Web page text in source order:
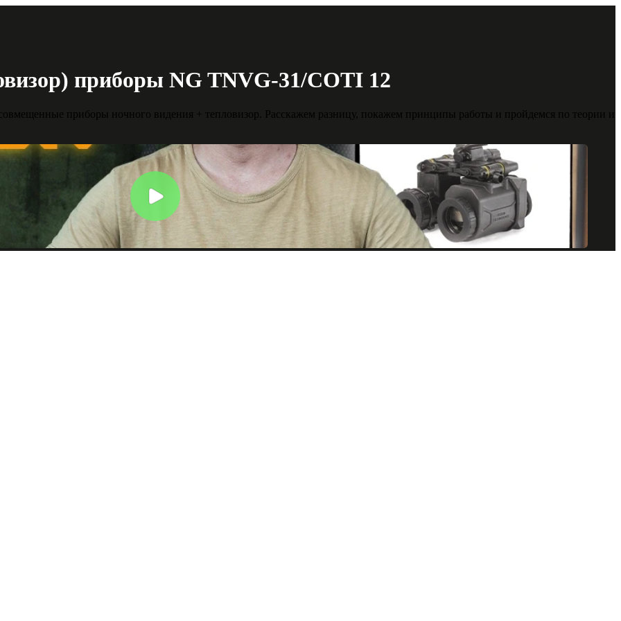
приборы NG TNVG-31/COTI 12
приборы ночного видения + тепловизор. Расскажем разницу, покажем принципы работы и пройдемся по теории и